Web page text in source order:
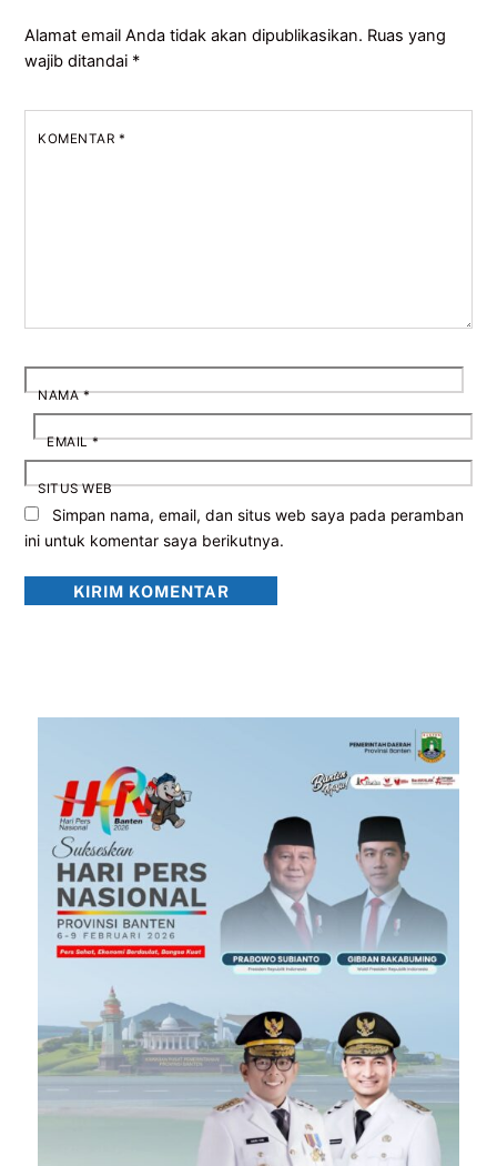
Alamat email Anda tidak akan dipublikasikan. Ruas yang
wajib ditandai *
KOMENTAR *
NAMA*
EMAIL*
SITUS WEB
Simpan nama, email, dan situs web saya pada peramban
ini untuk komentar saya berikutnya.